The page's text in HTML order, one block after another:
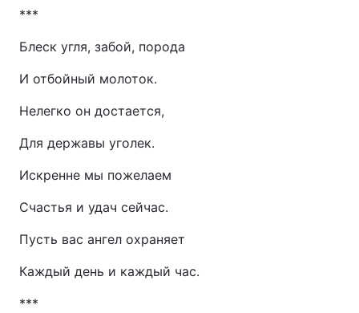
***
Блеск угля, забой, порода
И отбойный молоток.
Нелегко он достается,
Для державы уголек.
Искренне мы пожелаем
Счастья и удач сейчас.
Пусть вас ангел охраняет
Каждый день и каждый час.
***